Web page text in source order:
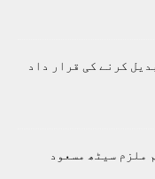
کرنے کی قرار داد
ملزم سیٹھ مسعود